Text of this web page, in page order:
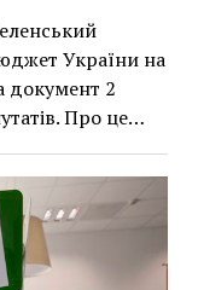
України на
документ 2
Про це…